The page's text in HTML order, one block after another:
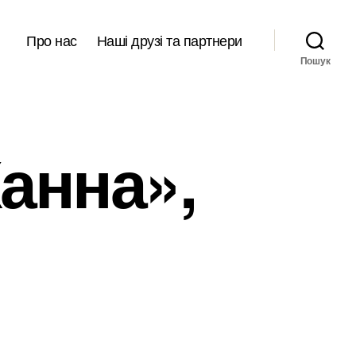
Про нас Наші друзі та партнери
Пошук